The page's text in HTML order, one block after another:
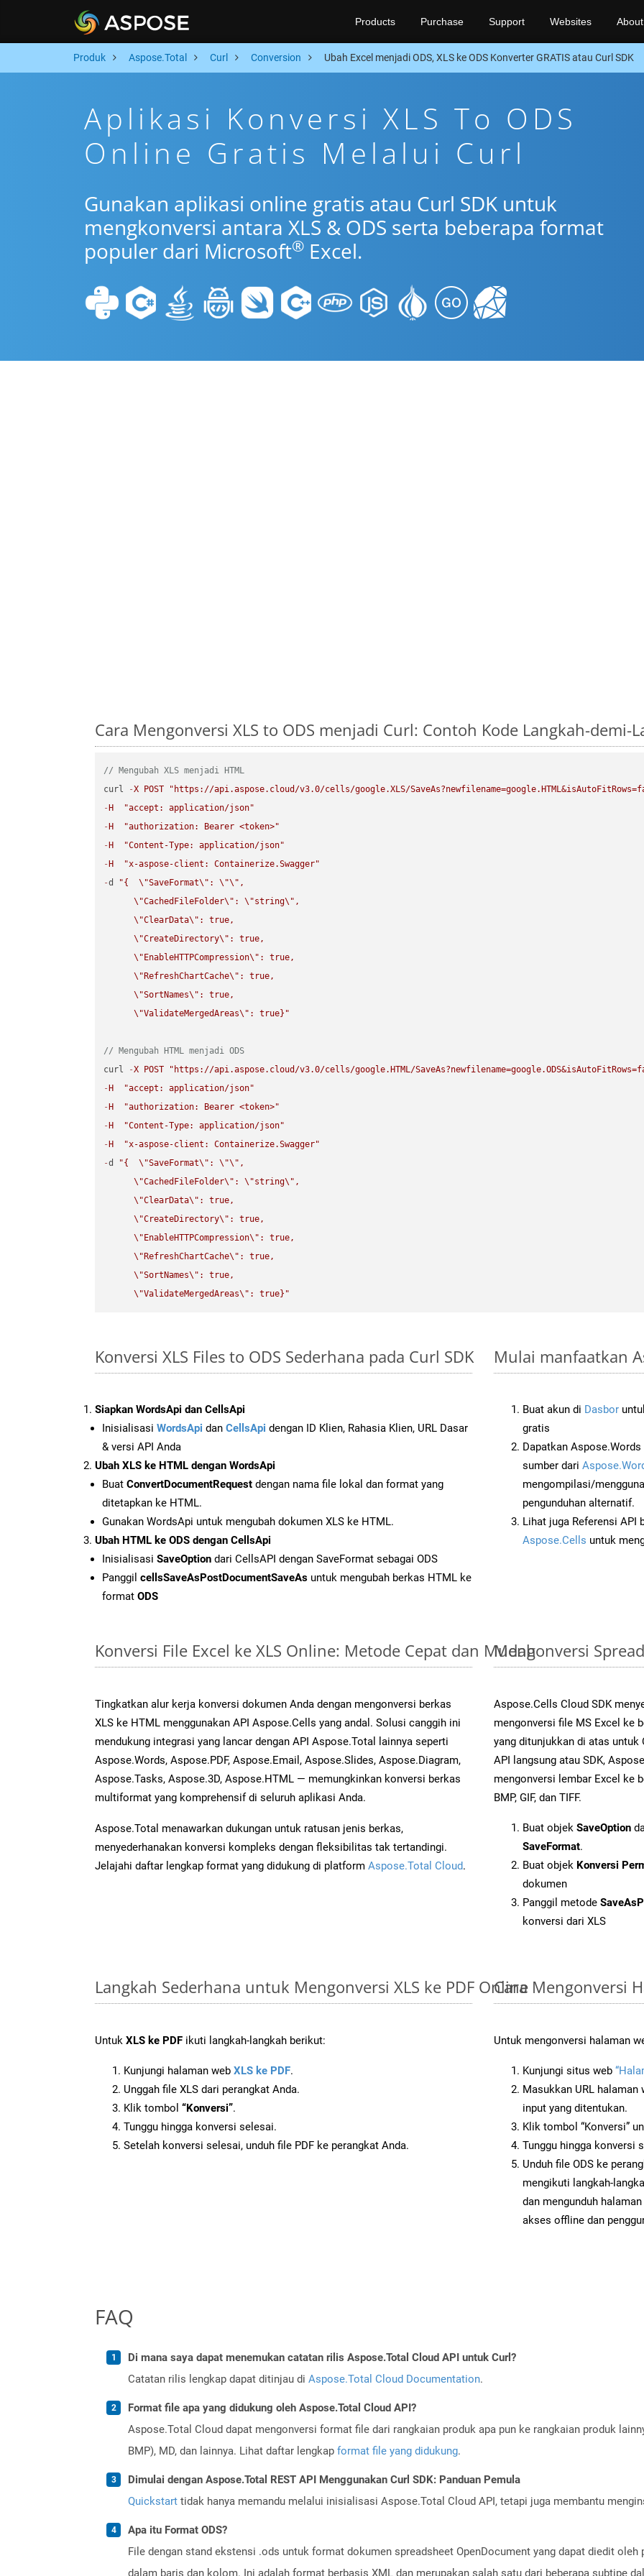
Products Purchase Support Websites About
Produk Aspose.Total Curl Conversion Ubah Excel menjadi ODS, XLS ke ODS Konverter GRATIS atau Curl SDK
Aplikasi Konversi XLS To ODS
Online Gratis Melalui Curl
Gunakan aplikasi online gratis atau Curl SDK untuk
mengkonversi antara XLS & ODS serta beberapa format
populer dari Microsoft® Excel.
Cara Mengonversi XLS to ODS menjadi Curl: Contoh Kode Langkah-demi-
// Mengubah XLS menjadi HTML
curl
-X POST
"https://api.aspose.cloud/v3.0/cells/google.XLS/
- H
"accept: application/json"
- H
"authorization: Bearer <token>"
- H
"Content-Type: application/json"
- H
"x-aspose-client: Containerize.Swagger"
-d "{ \"SaveFormat\" : \"\" ,
\"CachedFileFolder\" : \"string\" ,
\"ClearData\" : true,
\"CreateDirectory\" : true,
\" EnableHTTPCompression\" : true,
\" RefreshChartCache\" : true,
\"SortNames\" : true,
\"ValidateMergedAreas\" : true}"
// Mengubah HTML menjadi ODS
curl
-X POST
"https://api.aspose.cloud/v3.0/cells/google.HTML/
- H
"accept: application/json"
- H
"authorization: Bearer <token>"
- H
"Content-Type: application/json"
- H
"x-aspose-client: Containerize.Swagger"
-d "{ \"SaveFormat\" : \"\" ,
\"CachedFileFolder\" : \"string\" ,
\"ClearData\" : true,
\"CreateDirectory\" : true,
\" EnableHTTPCompression\" : true,
\" RefreshChartCache\" : true,
\"SortNames\" : true,
\"ValidateMergedAreas\" : true}"
Konversi XLS Files to ODS Sederhana pada Curl SDK
Siapkan WordsApi dan CellsApi
Inisialisasi WordsApi dan CellsApi dengan ID Klien, Rahasia Klien, URL Dasar
& versi API Anda
Ubah XLS ke HTML dengan WordsApi
Buat ConvertDocumentRequest dengan nama file lokal dan format yang
ditetapkan ke HTML.
Gunakan WordsApi untuk mengubah dokumen XLS ke HTML.
Ubah HTML ke ODS dengan CellsApi
Inisialisasi SaveOption dari CellsAPI dengan SaveFormat sebagai ODS
Panggil cellsSaveAsPostDocumentSaveAs untuk mengubah berkas HTML ke
format ODS
Mulai manfaatkan
Buat akun di Dasbor
gratis
Dapatkan
sumber dari
mengompilasi/
pengunduhan alternatif.
Lihat juga Referensi API
Aspose.Cells untuk
Konversi File Excel ke XLS Online: Metode Cepat dan Mudah
Tingkatkan alur kerja konversi dokumen Anda dengan mengonversi berkas
XLS ke HTML menggunakan API Aspose.Cells yang andal. Solusi canggih ini
mendukung integrasi yang lancar dengan API Aspose.Total lainnya seperti
Aspose.Words, Aspose.PDF, Aspose.Email, Aspose.Slides, Aspose.Diagram,
Aspose.Tasks, Aspose.3D, Aspose.HTML — memungkinkan konversi berkas
multiformat yang komprehensif di seluruh aplikasi Anda.
Aspose.Total menawarkan dukungan untuk ratusan jenis berkas,
menyederhanakan konversi kompleks dengan fleksibilitas tak tertandingi.
Jelajahi daftar lengkap format yang didukung di platform Aspose.Total Cloud.
Mengonversi
Aspose.Cells Cloud SDK
mengonversi file MS Excel ke
yang ditunjukkan di atas untuk
API langsung atau SDK,
mengonversi lembar Excel ke
BMP, GIF, dan TIFF.
Buat objek SaveOption
SaveFormat.
Buat objek Konversi
dokumen
Panggil metode
konversi dari XLS
Langkah Sederhana untuk Mengonversi XLS ke PDF Online
Untuk XLS ke PDF ikuti langkah-langkah berikut:
Kunjungi halaman web XLS ke PDF.
Unggah file XLS dari perangkat Anda.
Klik tombol “Konversi”.
Tunggu hingga konversi selesai.
Setelah konversi selesai, unduh file PDF ke perangkat Anda.
Cara Mengonversi
Untuk mengonversi halaman
Kunjungi situs web
Masukkan URL
input yang ditentukan.
Klik tombol “Konversi”
Tunggu hingga konversi
Unduh file ODS ke
mengikuti langkah-
dan mengunduh
akses offline dan
FAQ
Di mana saya dapat menemukan catatan rilis Aspose.Total Cloud API untuk Curl?
Catatan rilis lengkap dapat ditinjau di Aspose.Total Cloud Documentation.
Format file apa yang didukung oleh Aspose.Total Cloud API?
Aspose.Total Cloud dapat mengonversi format file dari rangkaian produk apa pun ke rangkaian produk
BMP), MD, dan lainnya. Lihat daftar lengkap format file yang didukung.
Dimulai dengan Aspose.Total REST API Menggunakan Curl SDK: Panduan Pemula
Quickstart tidak hanya memandu melalui inisialisasi Aspose.Total Cloud API, tetapi juga membantu
Apa itu Format ODS?
File dengan stand ekstensi .ods untuk format dokumen spreadsheet OpenDocument yang dapat diedit oleh
dalam baris dan kolom. Ini adalah format berbasis XML dan merupakan salah satu dari beberapa subtipe